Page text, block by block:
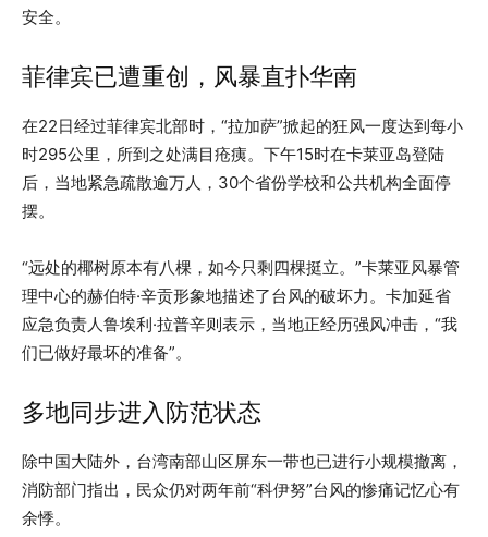
安全。
菲律宾已遭重创，风暴直扑华南
在22日经过菲律宾北部时，“拉加萨”掀起的狂风一度达到每小
时295公里，所到之处满目疮痍。下午15时在卡莱亚岛登陆
后，当地紧急疏散逾万人，30个省份学校和公共机构全面停
摆。
“远处的椰树原本有八棵，如今只剩四棵挺立。”卡莱亚风暴管
理中心的赫伯特·辛贡形象地描述了台风的破坏力。卡加延省
应急负责人鲁埃利·拉普辛则表示，当地正经历强风冲击，“我
们已做好最坏的准备”。
多地同步进入防范状态
除中国大陆外，台湾南部山区屏东一带也已进行小规模撤离，
消防部门指出，民众仍对两年前“科伊努”台风的惨痛记忆心有
余悸。